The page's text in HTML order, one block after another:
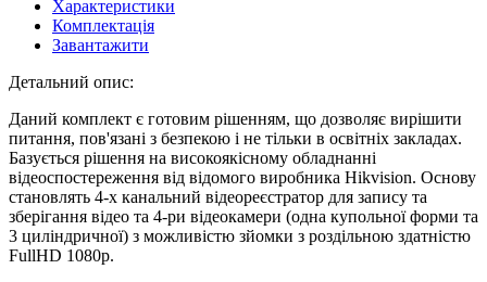
Характеристики
Комплектація
Завантажити
Детальний опис:
Даний комплект є готовим рішенням, що дозволяє вирішити
питання, пов'язані з безпекою і не тільки в освітніх закладах.
Базується рішення на високоякісному обладнанні
відеоспостереження від відомого виробника Hikvision. Основу
становлять 4-х канальний відеореєстратор для запису та
зберігання відео та 4-ри відеокамери (одна купольної форми та
3 циліндричної) з можливістю зйомки з роздільною здатністю
FullHD 1080p.